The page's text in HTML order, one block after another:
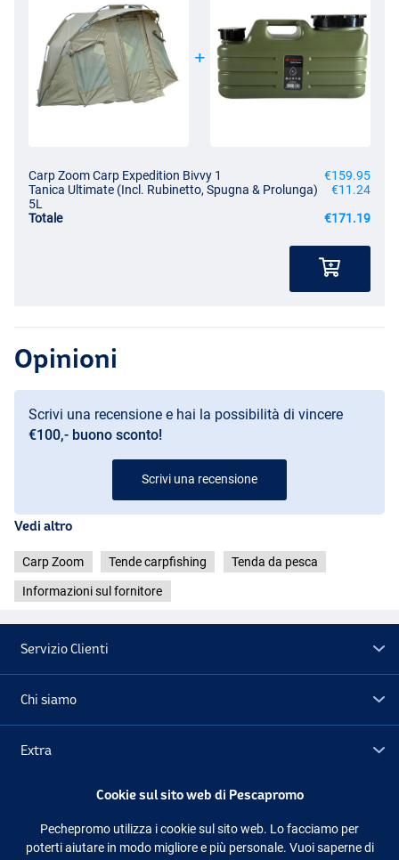
Carp Zoom Carp Expedition Bivvy 1
€159.95
Tanica Ultimate (Incl. Rubinetto, Spugna & Prolunga)
5L
€11.24
Totale
€171.19
Opinioni
Scrivi una recensione e hai la possibilità di vincere
€100,- buono sconto!
Scrivi una recensione
Vedi altro
Carp Zoom Tende carpfishing Tenda da pesca
Informazioni sul fornitore
Servizio Clienti
Chi siamo
Extra
Seguici Facebook Instagram
Cookie sul sito web di Pescapromo
Pechepromo utilizza i cookie sul sito web. Lo facciamo per
poterti aiutare in modo migliore e più personale. Vuoi saperne di